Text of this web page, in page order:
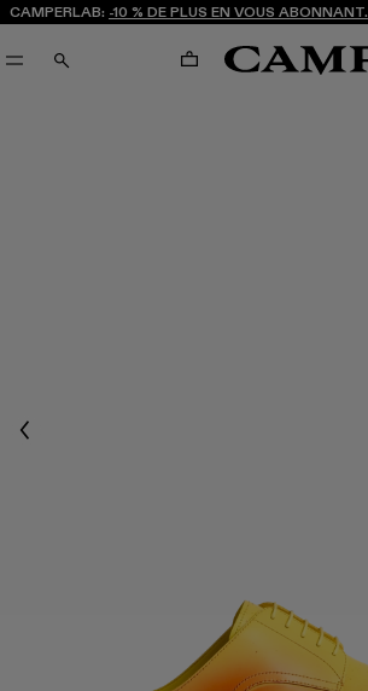
CAMPERLAB: -10 % DE PLUS EN VOUS ABONNANT.
RECHERCHE PANIER
Previous